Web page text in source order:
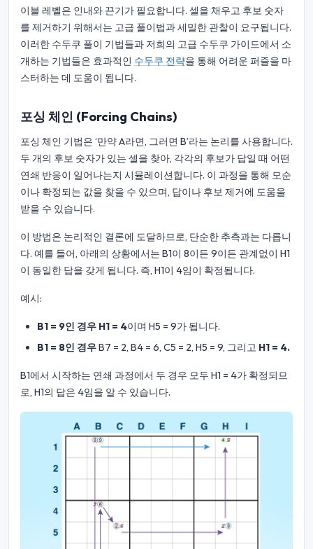
이블 레벨은 인내와 끈기가 필요합니다. 셀을 채우고 후보 숫자
를 제거하기 위해서는 고급 풀이법과 세밀한 관찰이 요구됩니다.
이러한 수두쿠 풀이 기법들과 저희의 고급 수두쿠 가이드에서 소
개하는 기법들은 효과적인 수두쿠 전략을 통해 어려운 퍼즐을 마
스터하는 데 도움이 됩니다.
포싱 체인 (Forcing Chains)
포싱 체인 기법은 ‘만약 A라면, 그러면 B’라는 논리를 사용합니다.
두 개의 후보 숫자가 있는 셀을 찾아, 각각의 후보가 답일 때 어떤
연쇄 반응이 일어나는지 시뮬레이션합니다. 이 과정을 통해 모순
이나 확정되는 값을 찾을 수 있으며, 답이나 후보 제거에 도움을
받을 수 있습니다.
이 방법은 논리적인 결론에 도달하므로, 단순한 추측과는 다릅니
다. 예를 들어, 아래의 상황에서는 B1이 8이든 9이든 관계없이 H1
이 동일한 답을 갖게 됩니다. 즉, H1이 4임이 확정됩니다.
예시:
B1 = 9인 경우 H1 = 4이며 H5 = 9가 됩니다.
B1 = 8인 경우B7 = 2, B4 = 6, C5 = 2, H5 = 9, 그리고 H1 = 4.
B1에서 시작하는 연쇄 과정에서 두 경우 모두 H1 = 4가 확정되므
로, H1의 답은 4임을 알 수 있습니다.